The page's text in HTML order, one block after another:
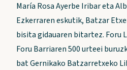
María Rosa Ayerbe Iribar eta
Ezkerraren eskutik, Batzar
bisita gidauaren bitartez. Foru
Foru Barriaren 500 urteei
bat Gernikako Batzarretxeko